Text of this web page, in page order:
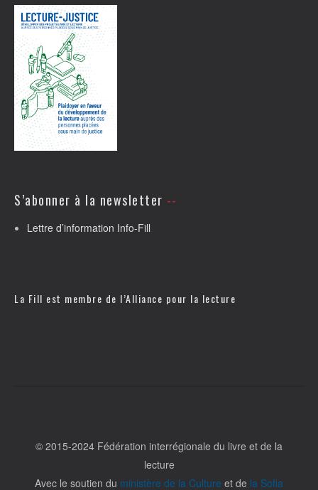
S’abonner à la newsletter
Lettre d’information Info-Fill
La Fill est membre de l’Alliance pour la lecture
© 2015-2024 Fédération interrégionale du livre et de la
lecture
Avec le soutien du ministère de la Culture et de la Sofia